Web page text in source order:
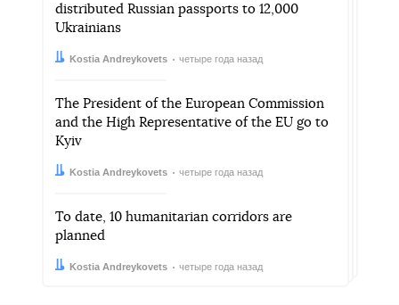
distributed Russian passports to 12,000
Ukrainians
Автор:Kostia Andreykovets
Дата: четыре года назад
The President of the European Commission
and the High Representative of the EU go to
Kyiv
Автор:Kostia Andreykovets
Дата: четыре года назад
To date, 10 humanitarian corridors are
planned
Автор:Kostia Andreykovets
Дата: четыре года назад